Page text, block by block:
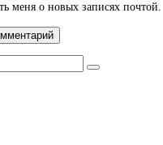
меня о новых записях почтой.